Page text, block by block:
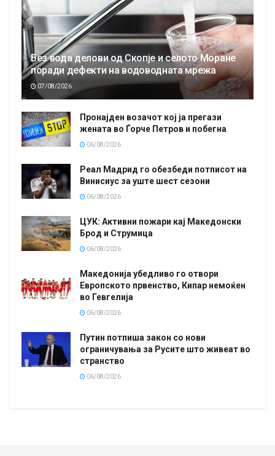
Без вода делови од Скопје и селото Моране
поради дефекти на водоводната мрежа
07/08/2026
Пронајден возачот кој ја прегази
жената во Ѓорче Петров и побегна
06/08/2026
Реал Мадрид го обезбеди потписот на
Винисиус за уште шест сезони
06/08/2026
ЦУК: Активни пожари кај Македонски
Брод и Струмица
06/08/2026
Македонија убедливо го отвори
Европското првенство, Кипар немоќен
во Гевгелија
06/08/2026
Путин потпиша закон со нови
ограничувања за Русите што живеат во
странство
06/08/2026